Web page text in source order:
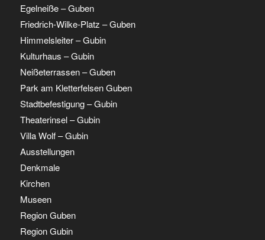
Egelneiße – Guben
Friedrich-Wilke-Platz – Guben
Himmelsleiter – Gubin
Kulturhaus – Gubin
Neißeterrassen – Guben
Park am Kletterfelsen Guben
Stadtbefestigung – Gubin
Theaterinsel – Gubin
Villa Wolf – Gubin
Ausstellungen
Denkmale
Kirchen
Museen
Region Guben
Region Gubin